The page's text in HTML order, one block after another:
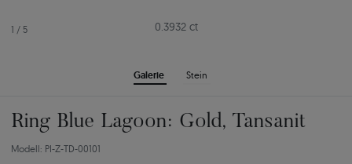
1 / 5
Galerie Stein
0.3932 ct
Ring Blue Lagoon: Gold, Tansanit
Modell: PI-Z-TD-00101